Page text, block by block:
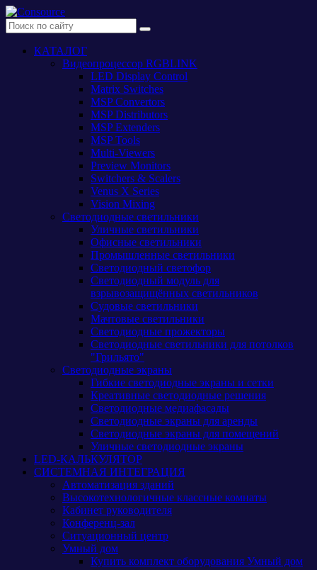
КАТАЛОГ
Видеопроцессор RGBLINK
LED Display Control
Matrix Switches
MSP Convertors
MSP Distributors
MSP Extenders
MSP Tools
Multi-Viewers
Preview Monitors
Switchers & Scalers
Venus X Series
Vision Mixing
Светодиодные светильники
Уличные светильники
Офисные светильники
Промышленные светильники
Светодиодный светофор
Светодиодный модуль для
взрывозащищённых светильников
Судовые светильники
Мачтовые светильники
Светодиодные прожекторы
Светодиодные светильники для потолков
"Грильято"
Светодиодные экраны
Гибкие светодиодные экраны и сетки
Креативные светодиодные решения
Светодиодные медиафасады
Светодиодные экраны для аренды
Светодиодные экраны для помещений
Уличные светодиодные экраны
LED-КАЛЬКУЛЯТОР
СИСТЕМНАЯ ИНТЕГРАЦИЯ
Автоматизация зданий
Высокотехнологичные классные комнаты
Кабинет руководителя
Конференц-зал
Ситуационный центр
Умный дом
Купить комплект оборудования Умный дом